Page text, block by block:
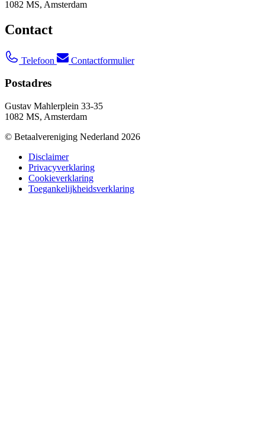
1082 MS, Amsterdam
Contact
Telefoon Contactformulier
Postadres
Gustav Mahlerplein 33-35
1082 MS, Amsterdam
© Betaalvereniging Nederland 2026
Disclaimer
Privacyverklaring
Cookieverklaring
Toegankelijkheidsverklaring